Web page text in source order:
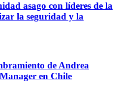
asago con líderes de la
la seguridad y la
de Andrea
en Chile